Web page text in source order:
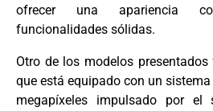
ofrecer una apariencia
funcionalidades sólidas.
Otro de los modelos
que está equipado con un
megapíxeles impulsado por el